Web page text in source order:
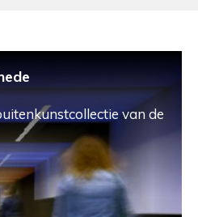
van de